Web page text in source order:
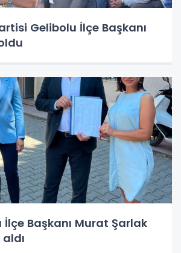
Gelibolu İlçe Başkanı
İlçe Başkanı Murat Şarlak